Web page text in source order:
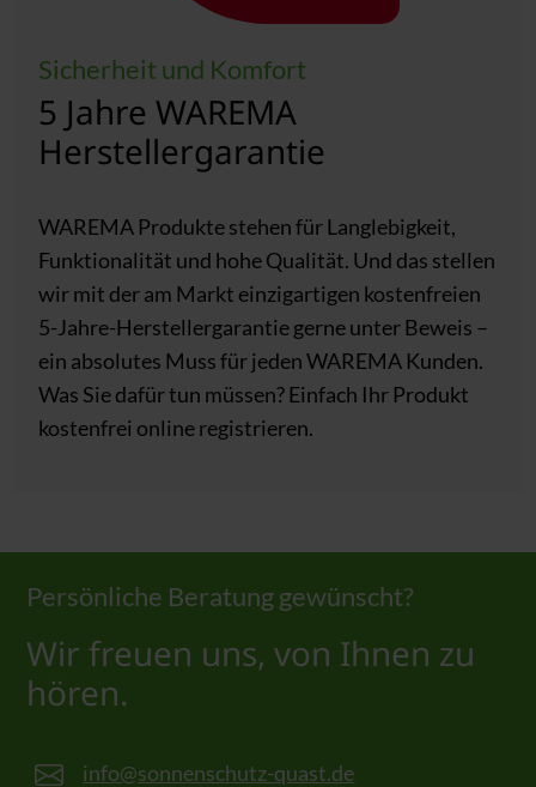
Sicherheit und Komfort
5 Jahre WAREMA
Herstellergarantie
WAREMA Produkte stehen für Langlebigkeit,
Funktionalität und hohe Qualität. Und das stellen
wir mit der am Markt einzigartigen kostenfreien
5-Jahre-Herstellergarantie gerne unter Beweis –
ein absolutes Muss für jeden WAREMA Kunden.
Was Sie dafür tun müssen? Einfach Ihr Produkt
kostenfrei online registrieren.
Persönliche Beratung gewünscht?
Wir freuen uns, von Ihnen zu
hören.
info@sonnenschutz-quast.de